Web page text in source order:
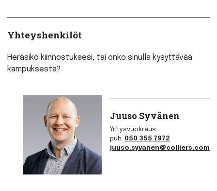
Yhteyshenkilöt
Heräsikö kiinnostuksesi, tai onko sinulla kysyttävää
kampuksesta?
Juuso Syvänen
Yritysvuokraus
puh. 050 355 7972
juuso.syvanen@colliers.com